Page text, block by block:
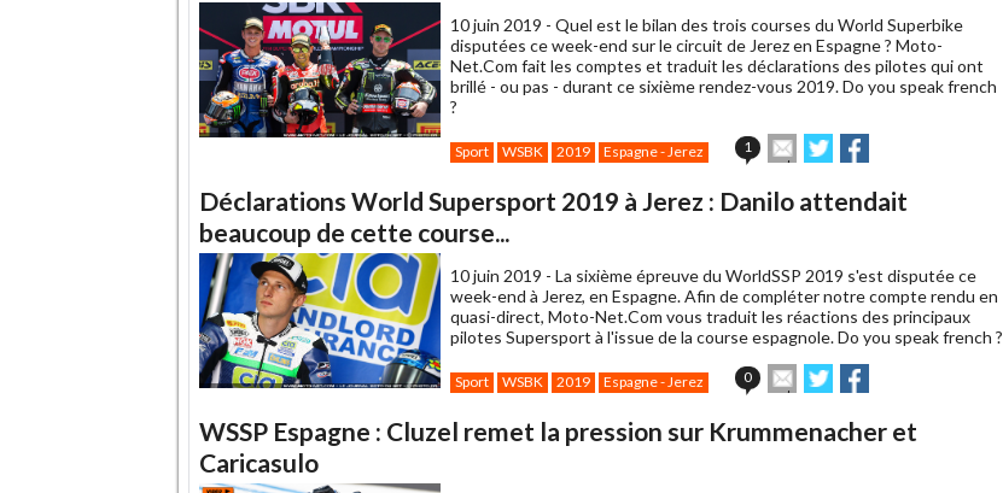
10 juin 2019 - Quel est le bilan des trois courses du World Superbike
disputées ce week-end sur le circuit de Jerez en Espagne ? Moto-
Net.Com fait les comptes et traduit les déclarations des pilotes qui ont
brillé - ou pas - durant ce sixième rendez-vous 2019. Do you speak french
?
Sport WSBK 2019 Espagne - Jerez 1
Envoyer
cet
Partager
sur sur
Déclarations World Supersport 2019 à Jerez : Danilo attendait
beaucoup de cette course...
10 juin 2019 - La sixième épreuve du WorldSSP 2019 s'est disputée ce
week-end à Jerez, en Espagne. Afin de compléter notre compte rendu en
quasi-direct, Moto-Net.Com vous traduit les réactions des principaux
pilotes Supersport à l'issue de la course espagnole. Do you speak french ?
Sport WSBK 2019 Espagne - Jerez 0
Envoyer
cet
à
Partager
sur sur
WSSP Espagne : Cluzel remet la pression sur Krummenacher et
Caricasulo